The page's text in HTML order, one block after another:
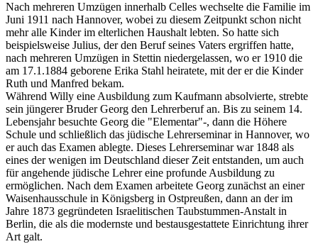
Nach mehreren Umzügen innerhalb Celles wechselte die Familie im
Juni 1911 nach Hannover, wobei zu diesem Zeitpunkt schon nicht
mehr alle Kinder im elterlichen Haushalt lebten. So hatte sich
beispielsweise Julius, der den Beruf seines Vaters ergriffen hatte,
nach mehreren Umzügen in Stettin niedergelassen, wo er 1910 die
am 17.1.1884 geborene Erika Stahl heiratete, mit der er die Kinder
Ruth und Manfred bekam.
Während Willy eine Ausbildung zum Kaufmann absolvierte, strebte
sein jüngerer Bruder Georg den Lehrerberuf an. Bis zu seinem 14.
Lebensjahr besuchte Georg die "Elementar"-, dann die Höhere
Schule und schließlich das jüdische Lehrerseminar in Hannover, wo
er auch das Examen ablegte. Dieses Lehrerseminar war 1848 als
eines der wenigen im Deutschland dieser Zeit entstanden, um auch
für angehende jüdische Lehrer eine profunde Ausbildung zu
ermöglichen. Nach dem Examen arbeitete Georg zunächst an einer
Waisenhausschule in Königsberg in Ostpreußen, dann an der im
Jahre 1873 gegründeten Israelitischen Taubstummen-Anstalt in
Berlin, die als die modernste und bestausgestattete Einrichtung ihrer
Art galt.